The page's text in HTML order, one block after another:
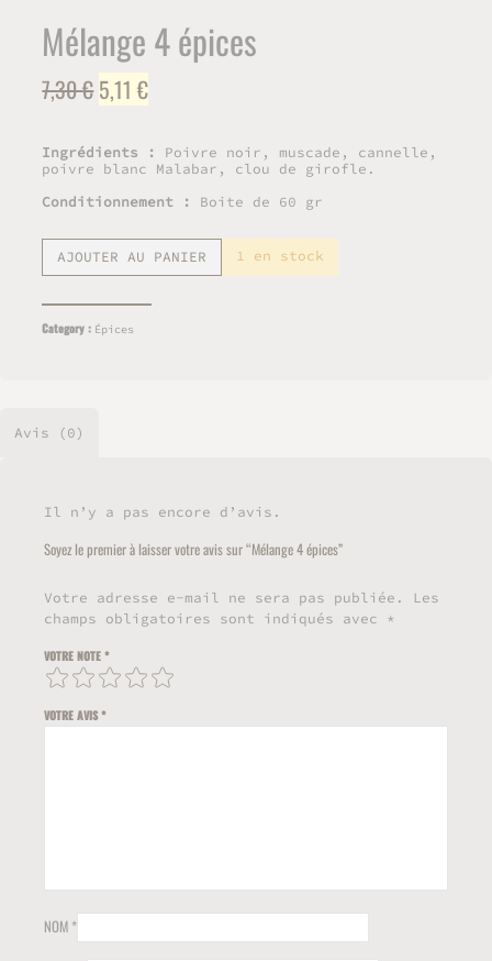
Mélange 4 épices
7,30€Le
initial
était :
7,30 €.
5,11€Le
actuel
est :
5,11 €.
Ingrédients :
Poivre noir, muscade, cannelle,
poivre blanc Malabar, clou de girofle.
Conditionnement :
Boite de 60 gr
4
épices
AJOUTER AU PANIER 1 en stock
Category : Épices
Avis (0)
Il n’y a pas encore d’avis.
Soyez le premier à laisser votre avis sur “Mélange 4 épices”
Votre adresse e-mail ne sera pas publiée.
Les
champs obligatoires sont indiqués avec *
VOTRE NOTE *
VOTRE AVIS*
NOM *